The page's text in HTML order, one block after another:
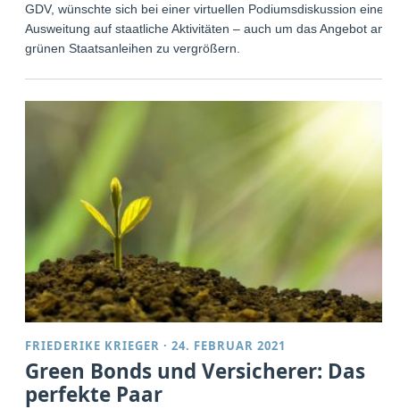
GDV, wünschte sich bei einer virtuellen Podiumsdiskussion eine
Ausweitung auf staatliche Aktivitäten – auch um das Angebot an
grünen Staatsanleihen zu vergrößern.
FRIEDERIKE KRIEGER ·24. FEBRUAR 2021
Green Bonds und Versicherer: Das
perfekte Paar